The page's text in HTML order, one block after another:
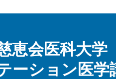
恵会医科大学
ーション医学